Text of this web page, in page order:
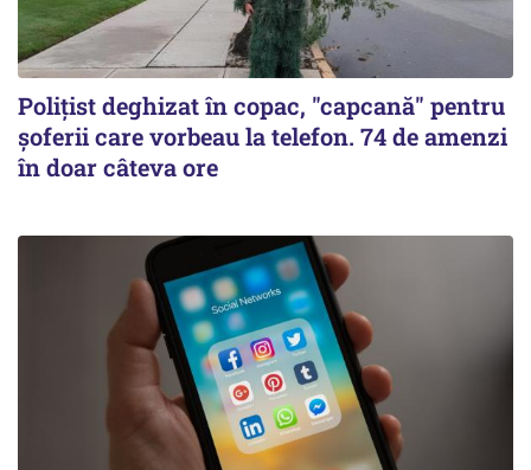
Polițist deghizat în copac, "capcană" pentru
șoferii care vorbeau la telefon. 74 de amenzi
în doar câteva ore